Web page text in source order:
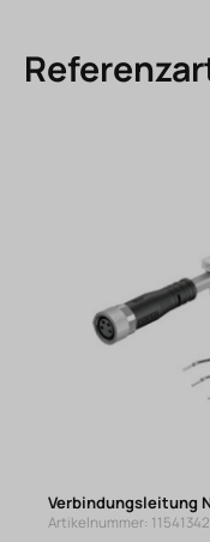
Verbindungsleitung
Artikelnummer: 11541342